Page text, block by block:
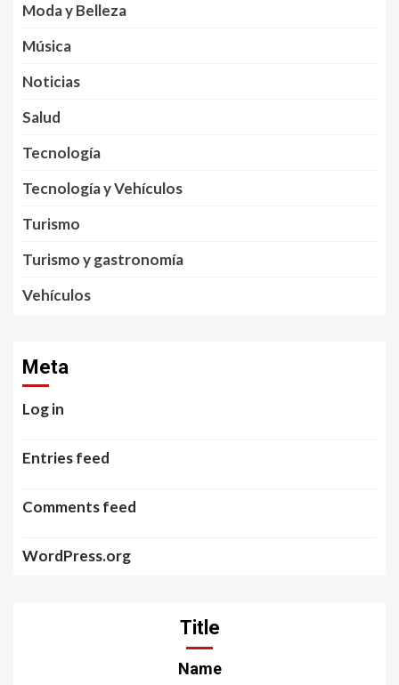
Moda y Belleza
Música
Noticias
Salud
Tecnología
Tecnología y Vehículos
Turismo
Turismo y gastronomía
Vehículos
Meta
Log in
Entries feed
Comments feed
WordPress.org
Title
Name